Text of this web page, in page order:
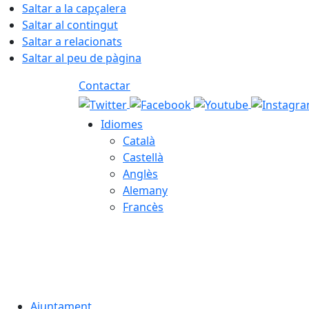
Saltar a la capçalera
Saltar al contingut
Saltar a relacionats
Saltar al peu de pàgina
Contactar
Idiomes
Català
Castellà
Anglès
Alemany
Francès